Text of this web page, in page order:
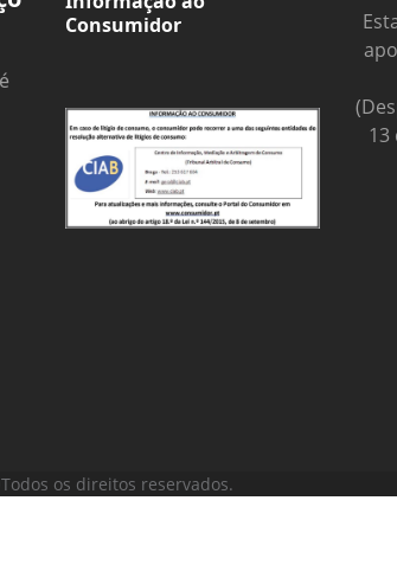
Consumidor
13
os direitos reservados.